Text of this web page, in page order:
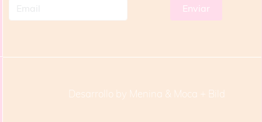
Desarrollo by Menina & Moca + Bild